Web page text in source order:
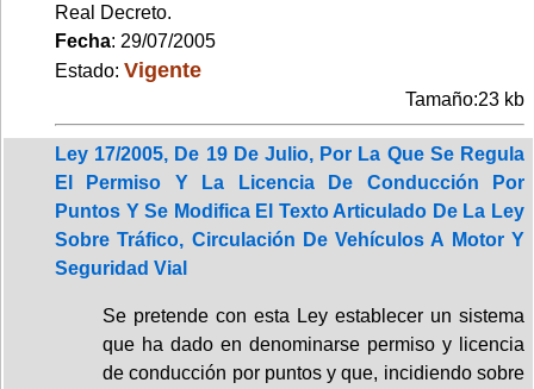
Real Decreto.
Fecha: 29/07/2005
Estado: Vigente
Tamaño:23 kb
Ley 17/2005, De 19 De Julio, Por La Que Se Regula
El Permiso Y La Licencia De Conducción Por
Puntos Y Se Modifica El Texto Articulado De La Ley
Sobre Tráfico, Circulación De Vehículos A Motor Y
Seguridad Vial
Se pretende con esta Ley establecer un sistema
que ha dado en denominarse permiso y licencia
de conducción por puntos y que, incidiendo sobre